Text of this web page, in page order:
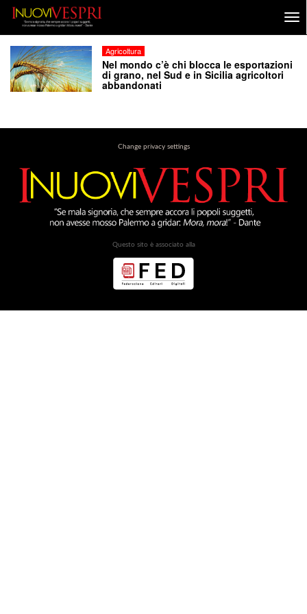
Agricoltura
Nel mondo c’è chi blocca le esportazioni
di grano, nel Sud e in Sicilia agricoltori
abbandonati
Change privacy settings
Questo sito è associato alla